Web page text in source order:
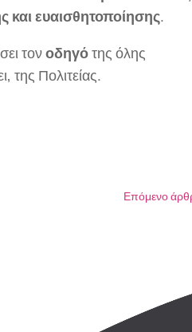
ευαισθητοποίησης.
τονοδηγότης όλης
της Πολιτείας.
Επόμενο